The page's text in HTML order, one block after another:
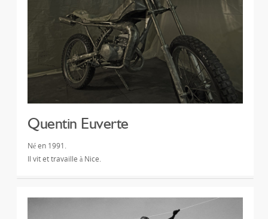
Quentin Euverte
Né en 1991.
Il vit et travaille à Nice.